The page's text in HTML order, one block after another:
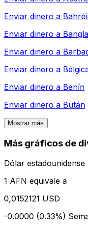
Enviar dinero a
Enviar dinero a
Enviar dinero a
Enviar dinero a
Enviar dinero a Benín
Enviar dinero a Bután
Mostrar más
Más gráficos de
Dólar estadounidense
1 AFN equivale a
0,0152121 USD
-0.0000 (0.33%)